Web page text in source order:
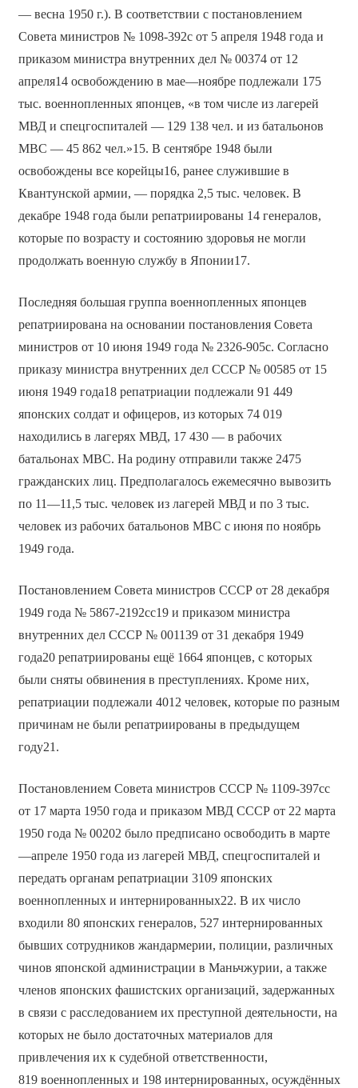
— весна 1950 г.). В соответствии с постановлением
Совета министров № 1098-392с от 5 апреля 1948 года и
приказом министра внутренних дел № 00374 от 12
апреля14 освобождению в мае—ноябре подлежали 175
тыс. военнопленных японцев, «в том числе из лагерей
МВД и спецгоспиталей — 129 138 чел. и из батальонов
МВС — 45 862 чел.»15. В сентябре 1948 были
освобождены все корейцы16, ранее служившие в
Квантунской армии, — порядка 2,5 тыс. человек. В
декабре 1948 года были репатриированы 14 генералов,
которые по возрасту и состоянию здоровья не могли
продолжать военную службу в Японии17.
Последняя большая группа военнопленных японцев
репатриирована на основании постановления Совета
министров от 10 июня 1949 года № 2326-905с. Согласно
приказу министра внутренних дел СССР № 00585 от 15
июня 1949 года18 репатриации подлежали 91 449
японских солдат и офицеров, из которых 74 019
находились в лагерях МВД, 17 430 — в рабочих
батальонах МВС. На родину отправили также 2475
гражданских лиц. Предполагалось ежемесячно вывозить
по 11—11,5 тыс. человек из лагерей МВД и по 3 тыс.
человек из рабочих батальонов МВС с июня по ноябрь
1949 года.
Постановлением Совета министров СССР от 28 декабря
1949 года № 5867-2192сс19 и приказом министра
внутренних дел СССР № 001139 от 31 декабря 1949
года20 репатриированы ещё 1664 японцев, с которых
были сняты обвинения в преступлениях. Кроме них,
репатриации подлежали 4012 человек, которые по разным
причинам не были репатриированы в предыдущем
году21.
Постановлением Совета министров СССР № 1109-397сс
от 17 марта 1950 года и приказом МВД СССР от 22 марта
1950 года № 00202 было предписано освободить в марте
—апреле 1950 года из лагерей МВД, спецгоспиталей и
передать органам репатриации 3109 японских
военнопленных и интернированных22. В их число
входили 80 японских генералов, 527 интернированных
бывших сотрудников жандармерии, полиции, различных
чинов японской администрации в Маньчжурии, а также
членов японских фашистских организаций, задержанных
в связи с расследованием их преступной деятельности, на
которых не было достаточных материалов для
привлечения их к судебной ответственности,
819 военнопленных и 198 интернированных, осуждённых